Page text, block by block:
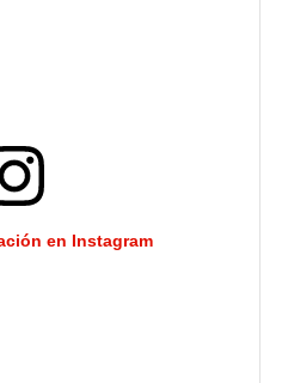
en Instagram